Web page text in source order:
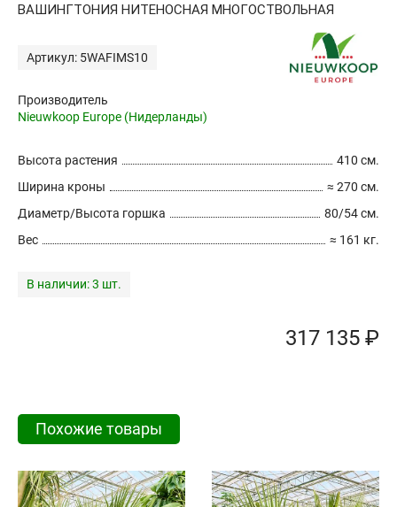
ВАШИНГТОНИЯ НИТЕНОСНАЯ МНОГОСТВОЛЬНАЯ
Артикул: 5WAFIMS10
Производитель
Nieuwkoop Europe (Нидерланды)
410 см.
Высота растения
≈ 270 см.
Ширина кроны
80/54 см.
Диаметр/Высота горшка
≈ 161 кг.
Вес
В наличии:3 шт.
317 135 ₽
Похожие товары